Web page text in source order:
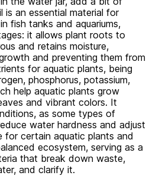
is an essential material for
fish tanks and aquariums,
it allows plant roots to
and retains moisture,
and preventing them from
for aquatic plants, being
phosphorus, potassium,
help aquatic plants grow
and vibrant colors. It
as some types of
water hardness and adjust
for certain aquatic plants and
ecosystem, serving as a
that break down waste,
and clarify it.